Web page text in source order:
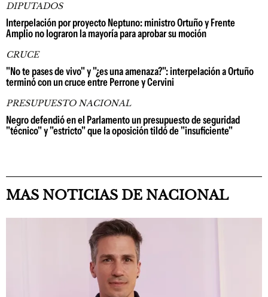
DIPUTADOS
Interpelación por proyecto Neptuno: ministro Ortuño y Frente
Amplio no lograron la mayoría para aprobar su moción
CRUCE
"No te pases de vivo" y "¿es una amenaza?": interpelación a Ortuño
terminó con un cruce entre Perrone y Cervini
PRESUPUESTO NACIONAL
Negro defendió en el Parlamento un presupuesto de seguridad
"técnico" y "estricto" que la oposición tildó de "insuficiente"
MAS NOTICIAS DE NACIONAL